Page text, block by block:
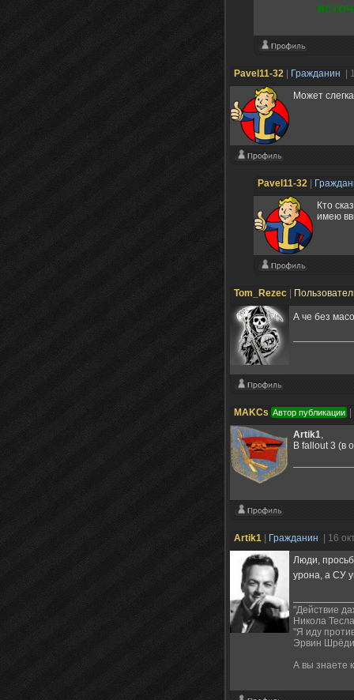
Pavel11-32 Гражданин
|
Может
Pavel11-32
Кто
имею
Tom_Rezec
А че без
MAKCs Автор публикации
Artik1,
В fallout 3 (в
Artik1 Гражданин
| 16
Люди,
урона, а СУ
"Действие
Никола Тесла
"Я иду
Эрвин
А вы знаете